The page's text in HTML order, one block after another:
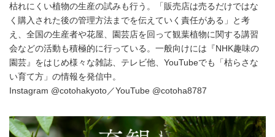
枯れにくい植物の生産の試みも行う。「販売店は売るだけではな
く購入された後の管理方法までを伝えていく責任がある」と考
え、全国の生産者や花屋、園芸店を回って観葉植物に関する講習
会などの活動も積極的に行っている。一般向けには『NHK趣味の
園芸』をはじめ様々な雑誌、テレビ他、YouTubeでも「枯らさな
い育て方」の情報を発信中。
Instagram @cotohakyoto／YouTube @cotoha8787